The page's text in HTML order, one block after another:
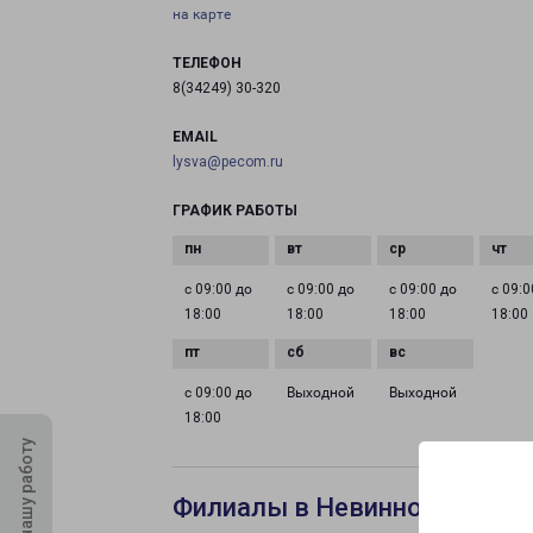
на карте
ТЕЛЕФОН
8(34249) 30-320
EMAIL
lysva@pecom.ru
ГРАФИК РАБОТЫ
с 09:00 до
18:00
с 09:00 до
18:00
с 09:00 до
18:00
с
18:00
с 09:00 до
18:00
Выходной Выходной
Филиалы в Невинномысске